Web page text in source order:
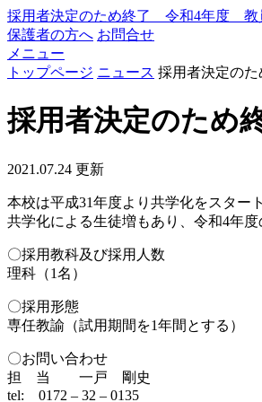
採用者決定のため終了 令和4年度 教
保護者の方へ お問合せ
メニュー
トップページ ニュース 採用者決定の
採用者決定のた
2021.07.24 更新
本校は平成31年度より共学化をスター
共学化による生徒増もあり、令和4年度
〇採用教科及び採用人数
理科（1名）
〇採用形態
専任教諭（試用期間を1年間とする）
〇お問い合わせ
担 当 一戸 剛史
tel: 0172 – 32 – 0135